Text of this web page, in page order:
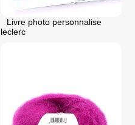
Livre photo personnalise
leclerc